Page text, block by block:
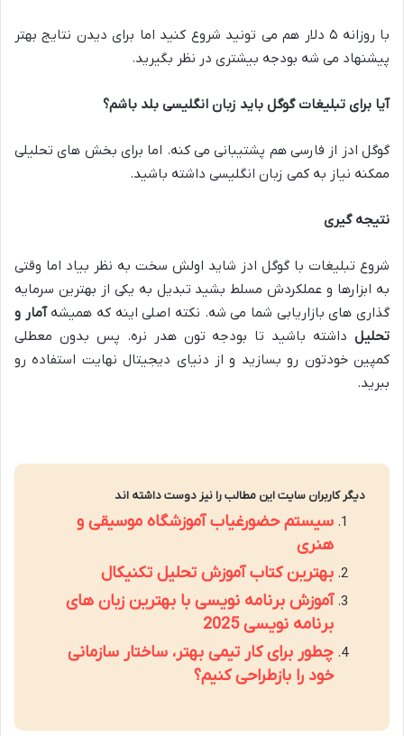
با روزانه ۵ دلار هم می تونید شروع کنید اما برای دیدن نتایج بهتر
پیشنهاد می شه بودجه بیشتری در نظر بگیرید.
آیا برای تبلیغات گوگل باید زبان انگلیسی بلد باشم؟
گوگل ادز از فارسی هم پشتیبانی می کنه. اما برای بخش های تحلیلی
ممکنه نیاز به کمی زبان انگلیسی داشته باشید.
نتیجه گیری
شروع تبلیغات با گوگل ادز شاید اولش سخت به نظر بیاد اما وقتی
به ابزارها و عملکردش مسلط بشید تبدیل به یکی از بهترین سرمایه
گذاری های بازاریابی شما می شه. نکته اصلی اینه که همیشهآمار و
تحلیل داشته باشید تا بودجه تون هدر نره. پس بدون معطلی
کمپین خودتون رو بسازید و از دنیای دیجیتال نهایت استفاده رو
ببرید.
دیگر کاربران سایت این مطالب را نیز دوست داشته اند
سیستم حضورغیاب آموزشگاه موسیقی و
هنری
بهترین کتاب آموزش تحلیل تکنیکال
آموزش برنامه نویسی با بهترین زبان های
برنامه نویسی 2025
چطور برای کار تیمی بهتر، ساختار سازمانی
خود را بازطراحی کنیم؟